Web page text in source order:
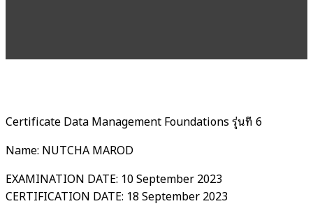
Certificate Data Management Foundations รุ่นที่ 6
Name: NUTCHA MAROD
EXAMINATION DATE: 10 September 2023
CERTIFICATION DATE: 18 September 2023